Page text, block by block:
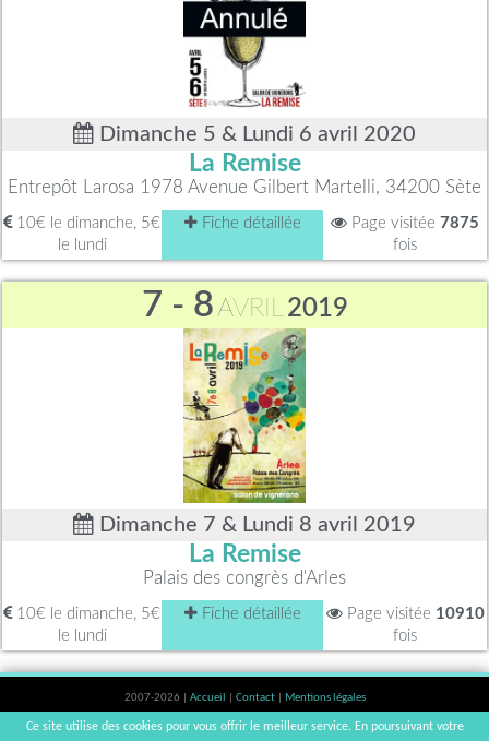
Dimanche 5 & Lundi 6 avril 2020
La Remise
Entrepôt Larosa 1978 Avenue Gilbert Martelli, 34200 Sète
10€ le dimanche, 5€
le lundi
Fiche détaillée Page visitée 7875
fois
7 - 8 AVRIL 2019
Dimanche 7 & Lundi 8 avril 2019
La Remise
Palais des congrès d'Arles
10€ le dimanche, 5€
le lundi
Fiche détaillée Page visitée 10910
fois
2007-2026 | Accueil Contact
Mentions légales
L'abus d'alcool est dangereux pour la santé, à consommer avec modération. |
Ce site utilise des cookies pour vous offrir le meilleur service. En poursuivant votre